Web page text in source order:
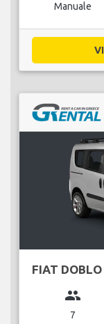
Manuale
FIAT DOBLO
group
7